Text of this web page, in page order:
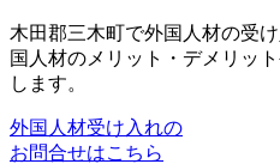
木田郡三木町で外国人材の受
国人材のメリット・デメリッ
します。
外国人材受け入れの
お問合せはこちら